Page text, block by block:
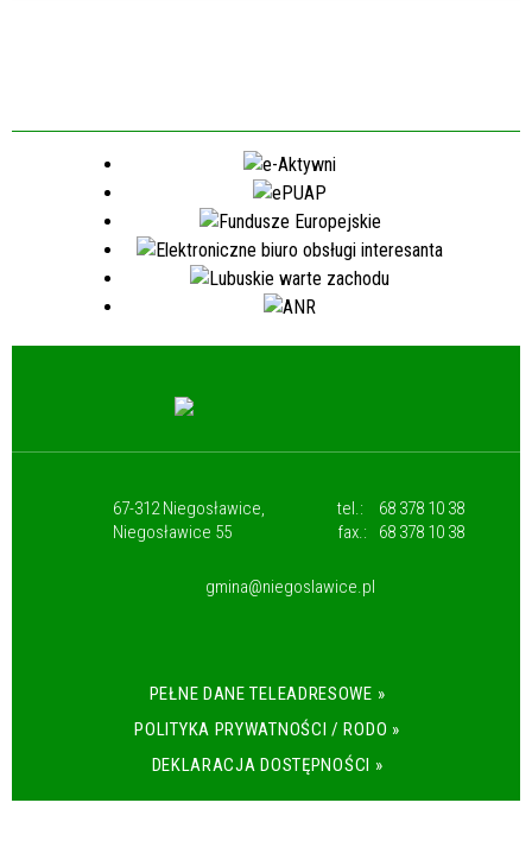
67-312 Niegosławice,
Niegosławice 55
tel.:
68 378 10 38
fax.:
68 378 10 38
gmina@niegoslawice.pl
PEŁNE DANE TELEADRESOWE »
POLITYKA PRYWATNOŚCI / RODO »
DEKLARACJA DOSTĘPNOŚCI »